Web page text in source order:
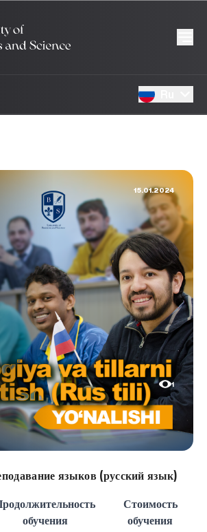
15.01.2024
1
языков (русский язык)
обучения
Стоимость
обучения